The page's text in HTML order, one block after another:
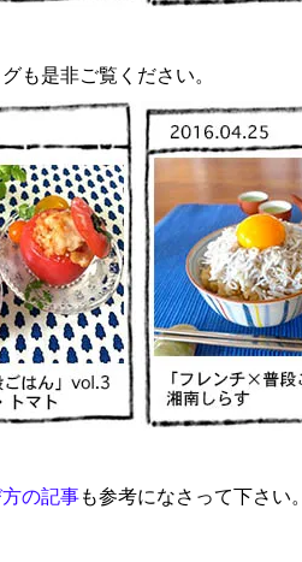
も是非ご覧ください。
の記事も参考になさって下さい。